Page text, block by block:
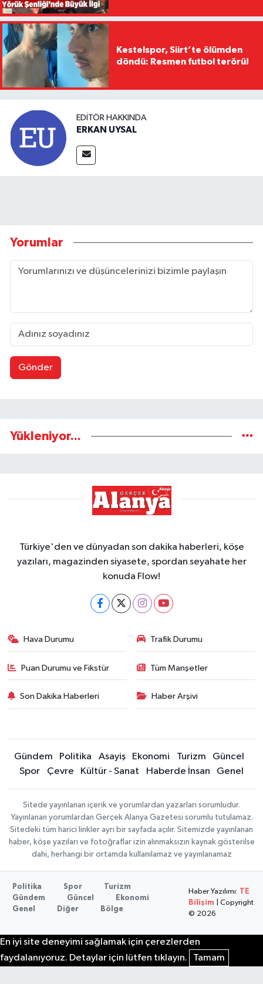
Kestelspor, Siirt’te ölümden
döndü: Resmen futbol terörü!
EDITÖR HAKKINDA
ERKAN UYSAL
Yorumlar
Gönder
Yükleniyor...
Türkiye'den ve dünyadan son dakika haberleri, köşe
yazıları, magazinden siyasete, spordan seyahate her
konuda Flow!
Hava Durumu Trafik Durumu
Puan Durumu ve Fikstür Tüm Manşetler
Son Dakika Haberleri Haber Arşivi
Gündem Politika Asayiş Ekonomi Turizm
Güncel
Spor
Çevre Kültür - Sanat Haberde İnsan Genel
Sitede yayınlanan içerik ve yorumlardan yazarları sorumludur.
Yayınlanan yorumlardan Gerçek Alanya Gazetesi sorumlu tutulamaz.
Sitedeki tüm harici linkler ayrı bir sayfada açılır. Sitemizde yayınlanan
haber, köşe yazıları ve fotoğraflar izin alınmaksızın kaynak gösterilse
dahi, herhangi bir ortamda kullanılamaz ve yayınlanamaz
Politika Spor
Turizm
Gündem
Güncel
Ekonomi
Genel
Diğer Bölge
Haber Yazılımı:
TE
Bilişim | Copyright
© 2026
En iyi site deneyimi sağlamak için çerezlerden
faydalanıyoruz. Detaylar için lütfen tıklayın.
Tamam